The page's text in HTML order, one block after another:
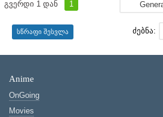
გვერდი 1 დან 1
ძებნა:
Anime
OnGoing
Movies